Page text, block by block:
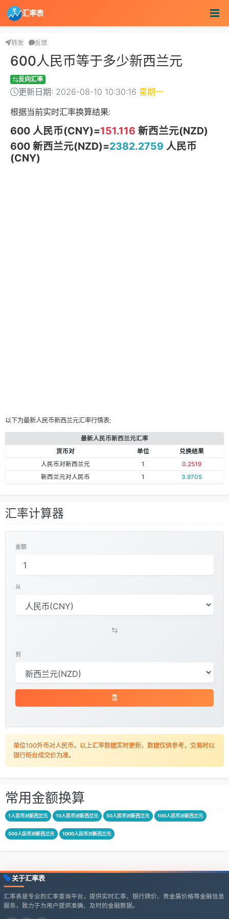
汇率表
转发 反馈
600人民币等于多少新西兰元
反向汇率
更新日期: 2026-08-10 10:30:16 星期一
根据当前实时汇率换算结果:
600 人民币(CNY)=151.116 新西兰元(NZD)
600 新西兰元(NZD)=2382.2759 人民币
(CNY)
以下为最新人民币新西兰元汇率行情表:
最新人民币新西兰元汇率
货币对
单位
兑换结果
人民币对新西兰元
1
0.2519
新西兰元对人民币
1 3.9705
汇率计算器
金额
从
到
单位100外币对人民币，以上汇率数据实时更新，数据仅供参考，交易时以
银行柜台成交价为准。
常用金额换算
1人民币对新西兰元 10人民币对新西兰元 50人民币对新西兰元 100人民币对新西兰元
500人民币对新西兰元 1000人民币对新西兰元
关于汇率表
汇率表是专业的汇率查询平台，提供实时汇率、银行牌价、贵金属价格等金融信息
服务，致力于为用户提供准确、及时的金融数据。